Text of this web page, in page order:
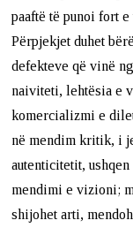
paaftë të punoi fort
Përpjekjet duhet
defekteve që vinë
naiviteti, lehtësia e
komercializmi e
në mendim kritik, i
autenticitetit,
mendimi e vizioni;
shijohet arti,